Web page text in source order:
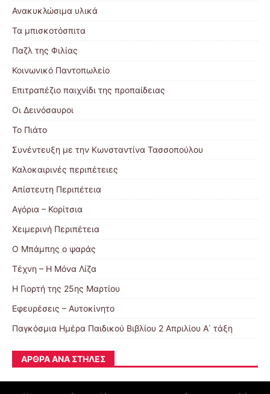
Ανακυκλώσιμα υλικά
Τα μπισκοτόσπιτα
Παζλ της Φιλίας
Κοινωνικό Παντοπωλείο
Επιτραπέζιο παιχνίδι της προπαίδειας
Οι Δεινόσαυροι
Το Πιάτο
Συνέντευξη με την Κωνσταντίνα Τασσοπούλου
Καλοκαιρινές περιπέτειες
Απίστευτη Περιπέτεια
Αγόρια – Κορίτσια
Χειμερινή Περιπέτεια
Ο Μπάμπης ο ψαράς
Τέχνη – Η Μόνα Λίζα
Η Γιορτή της 25ης Μαρτίου
Εφευρέσεις – Αυτοκίνητο
Παγκόσμια Ημέρα Παιδικού Βιβλίου 2 Απριλίου Α΄ τάξη
ΆΡΘΡΑ ΑΝΆ ΣΤΉΛΕΣ